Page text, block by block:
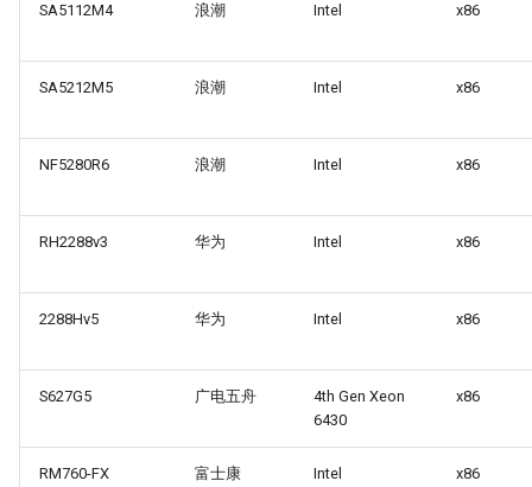
SA5112M4 浪潮 Intel x86
SA5212M5 浪潮 Intel x86
NF5280R6 浪潮 Intel x86
RH2288v3 华为 Intel x86
2288Hv5 华为 Intel x86
S627G5 广电五舟
4th Gen Xeon
6430
x86
RM760-FX 富士康 Intel x86